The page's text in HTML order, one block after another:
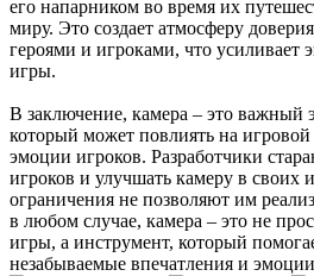
его напарником во время их
миру. Это создает атмосферу
героями и игроками, что усиливает
игры.
В заключение, камера – это важный
который может повлиять на
эмоции игроков. Разработчики
игроков и улучшать камеру в своих
ограничения не позволяют им
в любом случае, камера – это не
игры, а инструмент, который
незабываемые впечатления и